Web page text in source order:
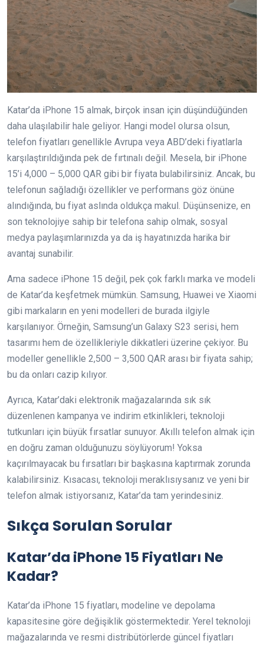
Katar’da iPhone 15 almak, birçok insan için düşündüğünden
daha ulaşılabilir hale geliyor. Hangi model olursa olsun,
telefon fiyatları genellikle Avrupa veya ABD’deki fiyatlarla
karşılaştırıldığında pek de fırtınalı değil. Mesela, bir iPhone
15’i 4,000 – 5,000 QAR gibi bir fiyata bulabilirsiniz. Ancak, bu
telefonun sağladığı özellikler ve performans göz önüne
alındığında, bu fiyat aslında oldukça makul. Düşünsenize, en
son teknolojiye sahip bir telefona sahip olmak, sosyal
medya paylaşımlarınızda ya da iş hayatınızda harika bir
avantaj sunabilir.
Ama sadece iPhone 15 değil, pek çok farklı marka ve modeli
de Katar’da keşfetmek mümkün. Samsung, Huawei ve Xiaomi
gibi markaların en yeni modelleri de burada ilgiyle
karşılanıyor. Örneğin, Samsung’un Galaxy S23 serisi, hem
tasarımı hem de özellikleriyle dikkatleri üzerine çekiyor. Bu
modeller genellikle 2,500 – 3,500 QAR arası bir fiyata sahip;
bu da onları cazip kılıyor.
Ayrıca, Katar’daki elektronik mağazalarında sık sık
düzenlenen kampanya ve indirim etkinlikleri, teknoloji
tutkunları için büyük fırsatlar sunuyor. Akıllı telefon almak için
en doğru zaman olduğunuzu söylüyorum! Yoksa
kaçırılmayacak bu fırsatları bir başkasına kaptırmak zorunda
kalabilirsiniz. Kısacası, teknoloji meraklısıysanız ve yeni bir
telefon almak istiyorsanız, Katar’da tam yerindesiniz.
Sıkça Sorulan Sorular
Katar’da iPhone 15 Fiyatları Ne
Kadar?
Katar’da iPhone 15 fiyatları, modeline ve depolama
kapasitesine göre değişiklik göstermektedir. Yerel teknoloji
mağazalarında ve resmi distribütörlerde güncel fiyatları